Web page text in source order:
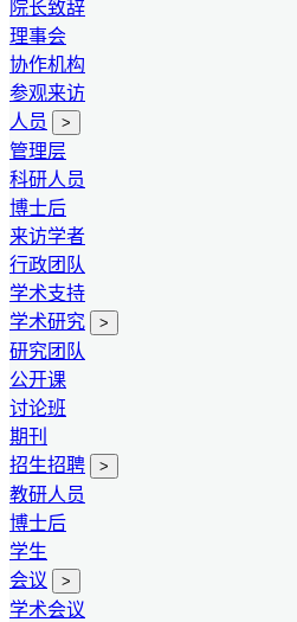
院长致辞
理事会
协作机构
参观来访
人员
>
管理层
科研人员
博士后
来访学者
行政团队
学术支持
学术研究
>
研究团队
公开课
讨论班
期刊
招生招聘
>
教研人员
博士后
学生
会议
>
学术会议